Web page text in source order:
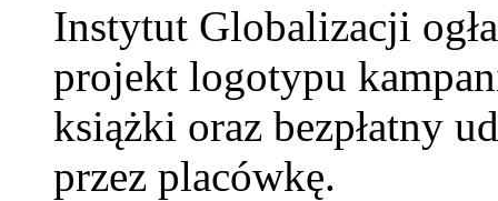
Instytut Globalizacji
projekt logotypu
książki oraz bezpłatny
przez placówkę.